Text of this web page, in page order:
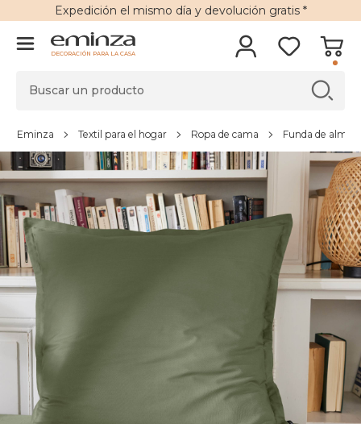
Expedición el mismo día y devolución gratis*
DECORACIÓN PARA LA CASA
Eminza Textil para el hogar Ropa de cama Funda de